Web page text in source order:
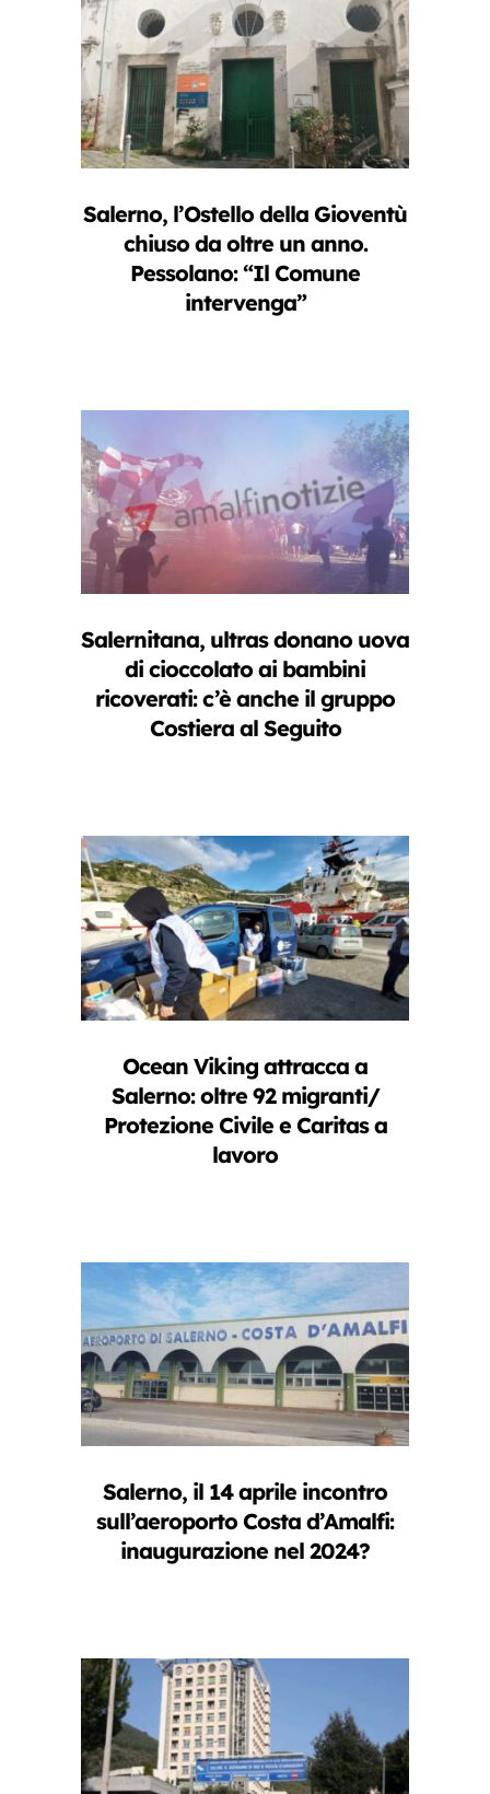
Salerno, l’Ostello della Gioventù
chiuso da oltre un anno.
Pessolano: “Il Comune
intervenga”
Salernitana, ultras donano uova
di cioccolato ai bambini
ricoverati: c’è anche il gruppo
Costiera al Seguito
Ocean Viking attracca a
Salerno: oltre 92 migranti/
Protezione Civile e Caritas a
lavoro
Salerno, il 14 aprile incontro
sull’aeroporto Costa d’Amalfi:
inaugurazione nel 2024?